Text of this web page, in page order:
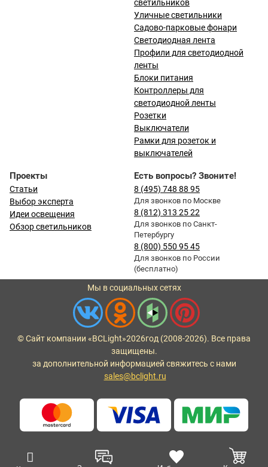
светильников
Уличные светильники
Садово-парковые фонари
Светодиодная лента
Профили для светодиодной
ленты
Блоки питания
Контроллеры для
светодиодной ленты
Розетки
Выключатели
Рамки для розеток и
выключателей
Проекты
Статьи
Выбор эксперта
Идеи освещения
Обзор светильников
Есть вопросы? Звоните!
8 (495) 748 88 95
Для звонков по Москве
8 (812) 313 25 22
Для звонков по Санкт-
Петербургу
8 (800) 550 95 45
Для звонков по России
(бесплатно)
Мы в социальных сетях
© Сайт компании «BCLight»2026год (2008-2026). Все права
защищены.
за дополнительной информацией свяжитесь с нами
sales@bclight.ru